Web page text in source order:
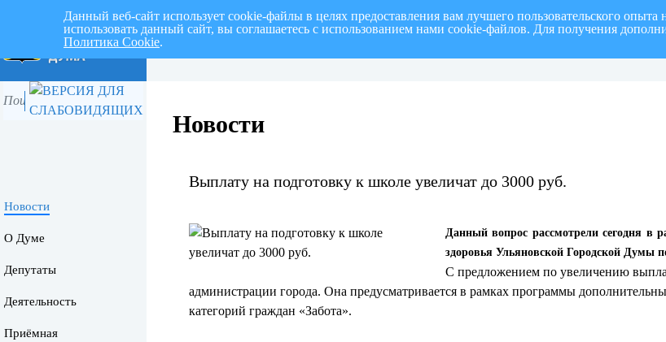
Новости
О Думе
Депутаты
Деятельность
Приёмная
Новости
Выплату на подготовку к школе увеличат до 3000 руб.
Данный вопрос рассмотрели сегодня в
здоровья Ульяновской Городской Думы
С предложением по увеличению
администрации города. Она предусматривается в рамках программы
категорий граждан «Забота».
Данный веб-сайт использует cookie-файлы в целях предоставления вам лучшего пользовательского
использовать данный сайт, вы соглашаетесь с использованием нами cookie-файлов. Для получения
Политика Cookie.